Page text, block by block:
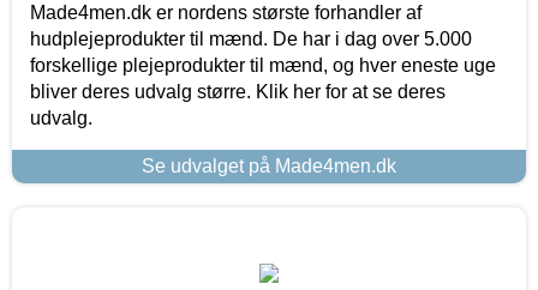
Made4men.dk er nordens største forhandler af
hudplejeprodukter til mænd. De har i dag over 5.000
forskellige plejeprodukter til mænd, og hver eneste uge
bliver deres udvalg større. Klik her for at se deres
udvalg.
Se udvalget på Made4men.dk